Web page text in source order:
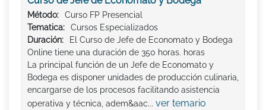
Método:
Curso FP Presencial
Tematica:
Cursos Especializados
Duración:
El Curso de Jefe de Economato y Bodega
Online tiene una duración de 350 horas. horas
La principal función de un Jefe de Economato y
Bodega es disponer unidades de producción culinaria,
encargarse de los procesos facilitando asistencia
operativa y técnica, adem&aac... ver temario